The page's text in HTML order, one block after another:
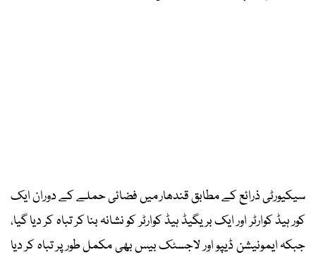
سیکیورٹی ذرائع کے مطابق قندھار میں فضائی حملے کے دوران ایک
کور ہیڈ کوارٹر اور ایک بریگیڈ ہیڈ کوارٹر کو نشانہ بنا کر تباہ کر دیا گیا،
جبکہ ایمونیشن ڈیپو اور لاجسٹک بیس بھی مکمل طور پر تباہ کر دیا